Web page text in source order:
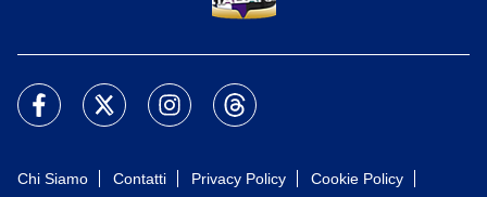
Chi Siamo Contatti Privacy Policy
Cookie Policy